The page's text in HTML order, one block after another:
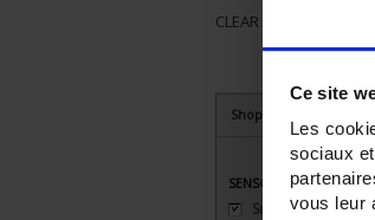
Ce site
Les
sociaux
vous leur
CLEAR ALL
Shop By
SENSORS - applications
Surface